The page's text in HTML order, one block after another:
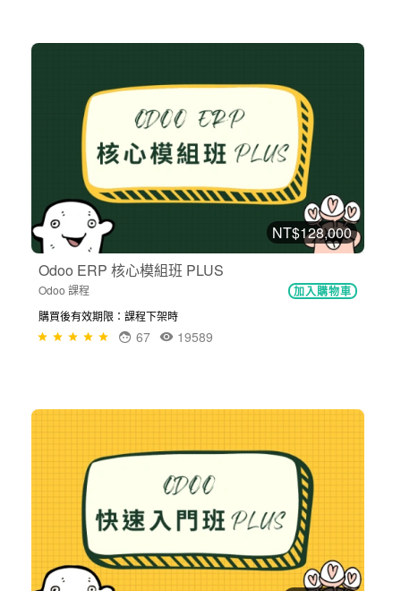
NT$128,000
Odoo ERP 核心模組班 PLUS
Odoo 課程 加入購物車
購買後有效期限：課程下架時
19589
67